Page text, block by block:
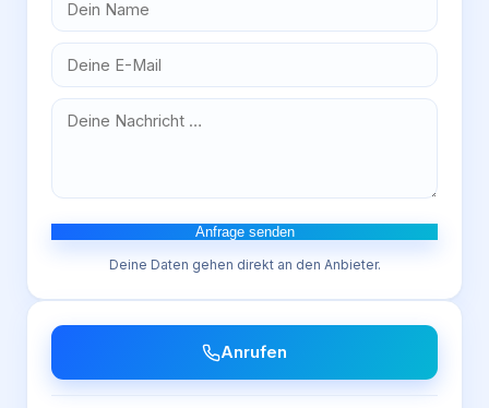
Anfrage senden
Deine Daten gehen direkt an den Anbieter.
Anrufen